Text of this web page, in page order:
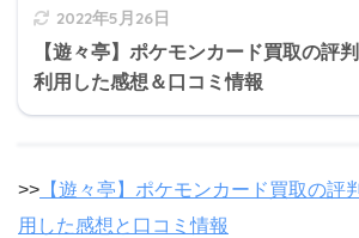
2022年5月26日
【遊々亭】ポケモンカード買取の評
利用した感想＆口コミ情報
>> 【遊々亭】ポケモンカード買取の評
用した感想と口コミ情報